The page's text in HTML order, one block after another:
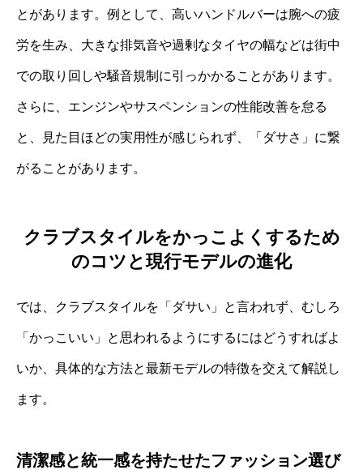
とがあります。例として、高いハンドルバーは腕への疲
労を生み、大きな排気音や過剰なタイヤの幅などは街中
での取り回しや騒音規制に引っかかることがあります。
さらに、エンジンやサスペンションの性能改善を怠る
と、見た目ほどの実用性が感じられず、「ダサさ」に繋
がることがあります。
クラブスタイルをかっこよくするため
のコツと現行モデルの進化
では、クラブスタイルを「ダサい」と言われず、むしろ
「かっこいい」と思われるようにするにはどうすればよ
いか、具体的な方法と最新モデルの特徴を交えて解説し
ます。
清潔感と統一感を持たせたファッション選び